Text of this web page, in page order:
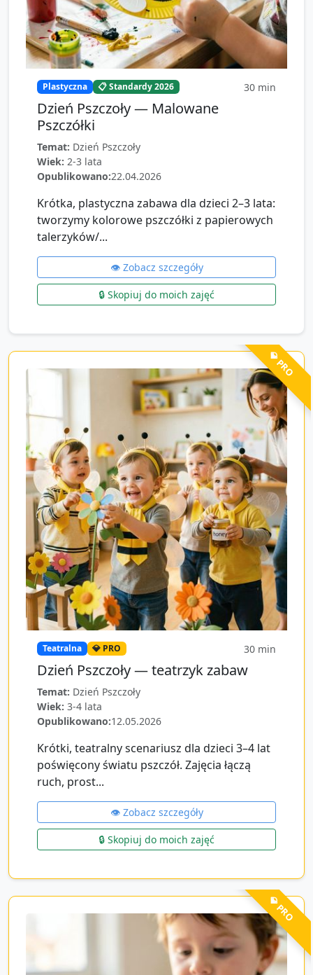
Plastyczna 📋 Standardy 2026 30 min
Dzień Pszczoły — Malowane
Pszczółki
Temat: Dzień Pszczoły
Wiek: 2-3 lata
Opublikowano:22.04.2026
Krótka, plastyczna zabawa dla dzieci 2–3 lata:
tworzymy kolorowe pszczółki z papierowych
talerzyków/...
👁️ Zobacz szczegóły
🔒 Skopiuj do moich zajęć
💎 PRO
Teatralna 💎 PRO 30 min
Dzień Pszczoły — teatrzyk zabaw
Temat: Dzień Pszczoły
Wiek: 3-4 lata
Opublikowano:12.05.2026
Krótki, teatralny scenariusz dla dzieci 3–4 lat
poświęcony światu pszczół. Zajęcia łączą
ruch, prost...
👁️ Zobacz szczegóły
🔒 Skopiuj do moich zajęć
💎 PRO